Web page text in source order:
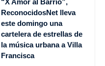
“X Amor al Barrio”,
ReconocidosNet lleva
este domingo una
cartelera de estrellas de
la música urbana a Villa
Francisca